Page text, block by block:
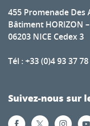
455 Promenade Des
Bâtiment HORIZON
06203 NICE Cedex 3
Tél : +33 (0)4 93 37
Suivez-nous sur